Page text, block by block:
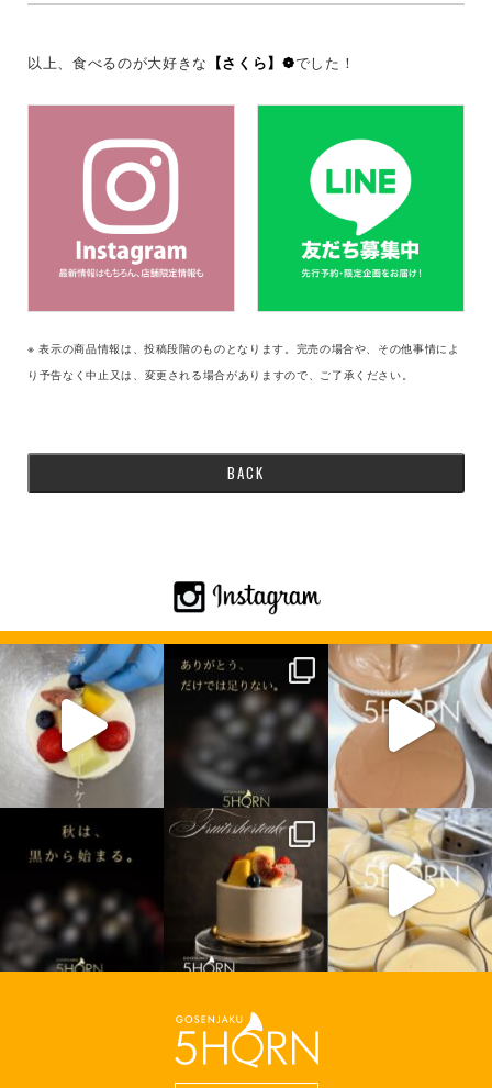
以上、食べるのが大好きな 【さくら】❁でした！
※ 表示の商品情報は、投稿段階のものとなります。完売の場合や、その他事情によ
り予告なく中止又は、変更される場合がありますので、ご了承ください。
BACK